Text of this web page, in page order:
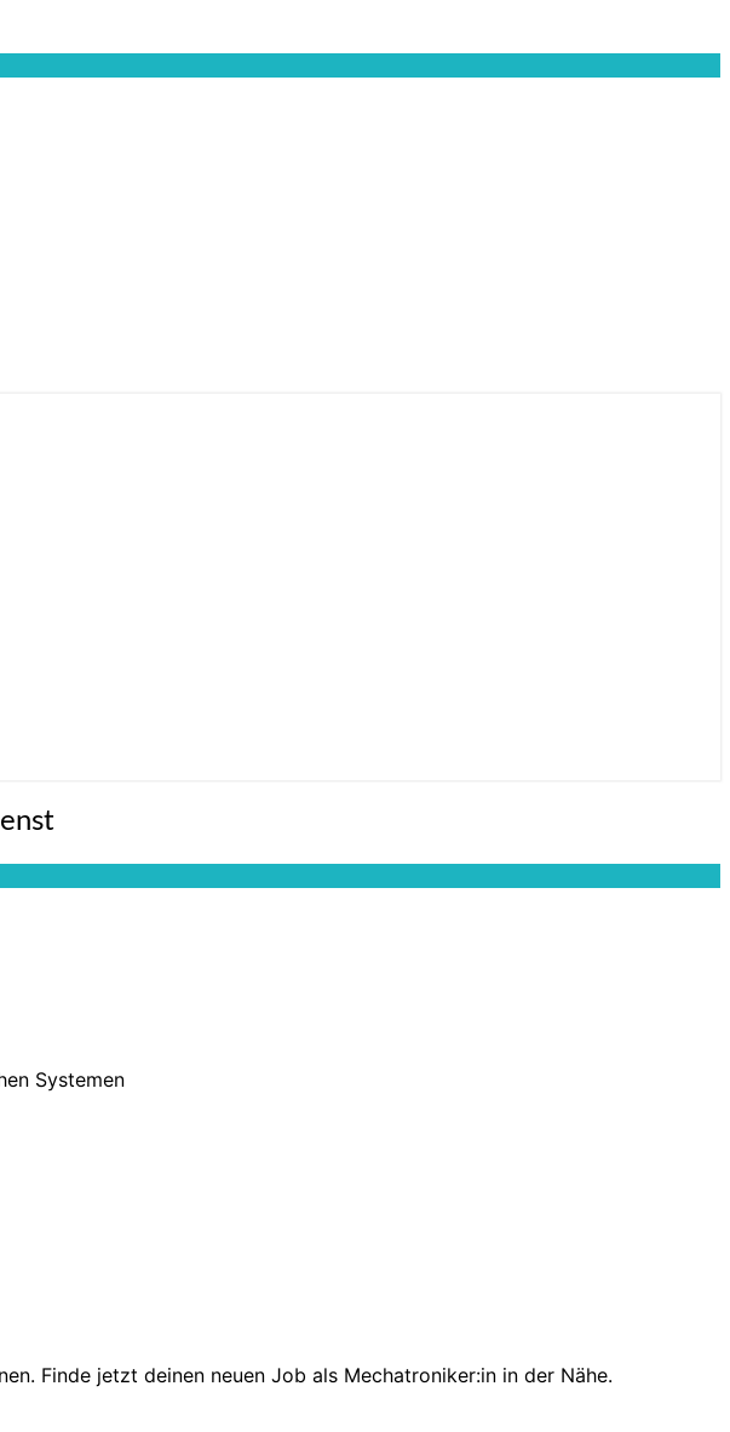
Systemen
Finde jetzt deinen neuen Job als Mechatroniker:in in der Nähe.